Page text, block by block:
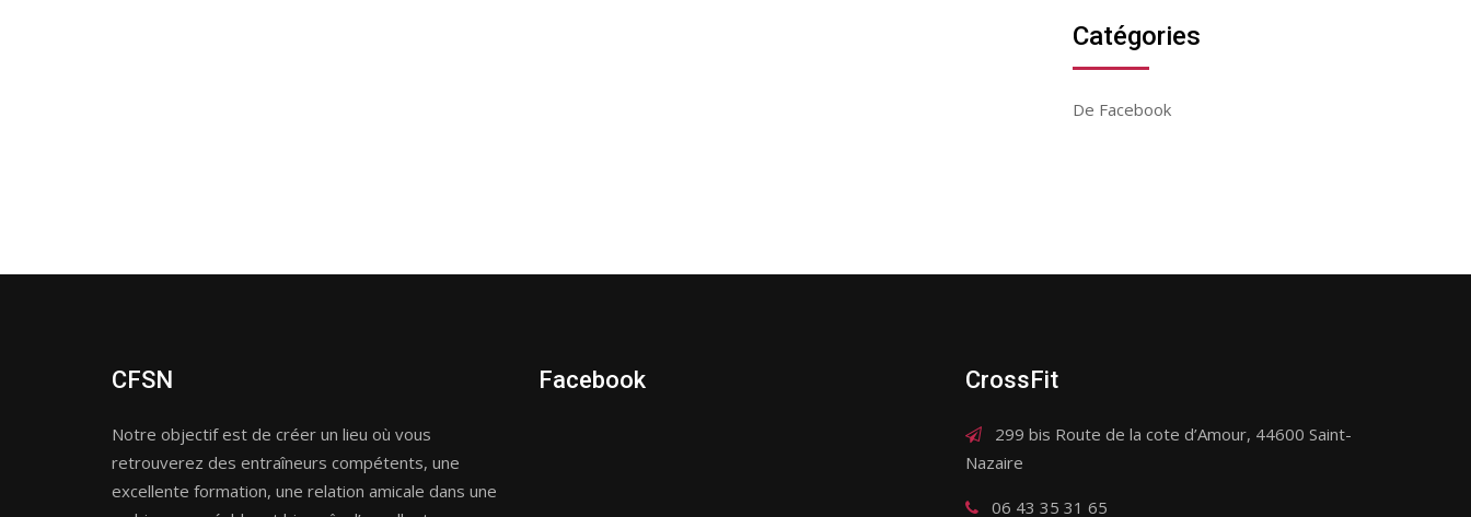
Catégories
De Facebook
CFSN
Notre objectif est de créer un lieu où vous
retrouverez des entraîneurs compétents, une
excellente formation, une relation amicale dans une
Facebook CrossFit
299 bis Route de la cote d’Amour, 44600 Saint-
Nazaire
06 43 35 31 65